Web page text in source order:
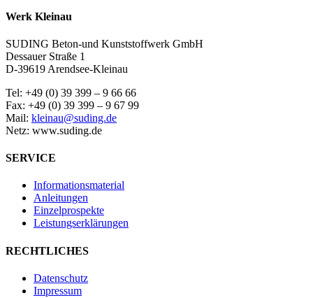
Werk Kleinau
SUDING Beton-und Kunststoffwerk GmbH
Dessauer Straße 1
D-39619 Arendsee-Kleinau
Tel: +49 (0) 39 399 – 9 66 66
Fax: +49 (0) 39 399 – 9 67 99
Mail: kleinau@suding.de
Netz: www.suding.de
SERVICE
Informationsmaterial
Anleitungen
Einzelprospekte
Leistungserklärungen
RECHTLICHES
Datenschutz
Impressum